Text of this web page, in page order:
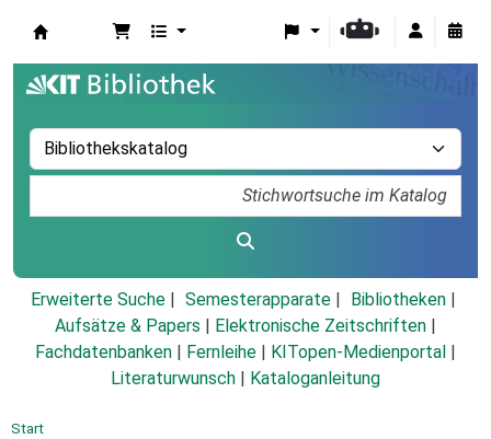
Erweiterte Suche Semesterapparate
Bibliotheken
Aufsätze & Papers
Elektronische Zeitschriften
Fachdatenbanken
Fernleihe KITopen-Medienportal
Literaturwunsch
Kataloganleitung
Start